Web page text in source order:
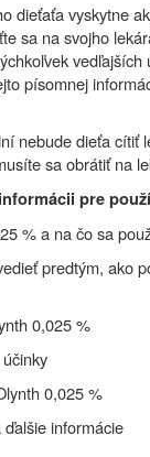
dieťaťa vyskytne
sa na svojho
vedľajších
písomnej
nebude dieťa cítiť
sa obrátiť na
pre
% a na čo sa
predtým, ako
0,025 %
0,025 %
informácie